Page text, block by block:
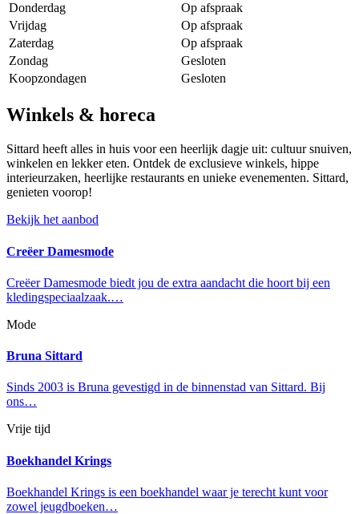
Donderdag
Op afspraak
Vrijdag
Op afspraak
Zaterdag
Op afspraak
Zondag
Gesloten
Koopzondagen
Gesloten
Winkels & horeca
Sittard heeft alles in huis voor een heerlijk dagje uit: cultuur snuiven,
winkelen en lekker eten. Ontdek de exclusieve winkels, hippe
interieurzaken, heerlijke restaurants en unieke evenementen. Sittard,
genieten voorop!
Bekijk het aanbod
Creëer Damesmode
Creëer Damesmode biedt jou de extra aandacht die hoort bij een
kledingspeciaalzaak.…
Mode
Bruna Sittard
Sinds 2003 is Bruna gevestigd in de binnenstad van Sittard. Bij
ons…
Vrije tijd
Boekhandel Krings
Boekhandel Krings is een boekhandel waar je terecht kunt voor
zowel jeugdboeken…